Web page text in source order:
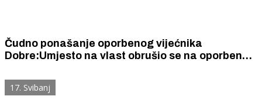
Čudno ponašanje oporbenog vijećnika
Dobre:Umjesto na vlast obrušio se na oporbene
17. Svibanj